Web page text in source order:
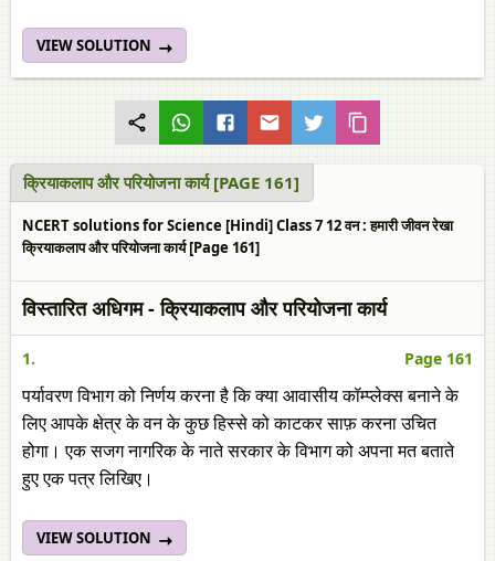
VIEW SOLUTION
क्रियाकलाप और परियोजना कार्य [PAGE 161]
NCERT solutions for Science [Hindi] Class 7 12 वन : हमारी जीवन रेखा
क्रियाकलाप और परियोजना कार्य [Page 161]
विस्तारित अधिगम - क्रियाकलाप और परियोजना कार्य
1. Page 161
पर्यावरण विभाग को निर्णय करना है कि क्या आवासीय कॉम्प्लेक्स बनाने के
लिए आपके क्षेत्र के वन के कुछ हिस्से को काटकर साफ़ करना उचित
होगा। एक सजग नागरिक के नाते सरकार के विभाग को अपना मत बताते
हुए एक पत्र लिखिए।
VIEW SOLUTION